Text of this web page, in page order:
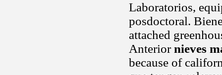
Laboratorios,
posdoctoral.
attached
Anteriornieves
because of